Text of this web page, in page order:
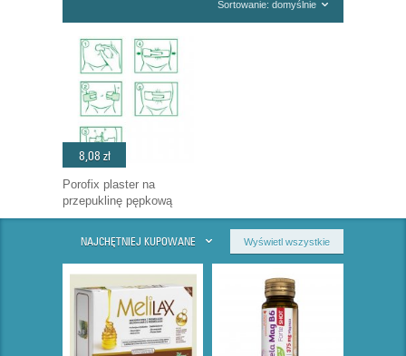
Sortowanie: domyślnie
8,08 zł
Porofix plaster na
przepuklinę pępkową
NAJCHĘTNIEJ KUPOWANE Wyświetl wszystkie